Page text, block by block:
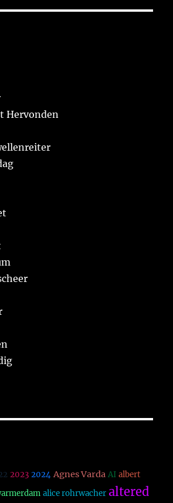
Hervonden
2023 2024 Agnes Varda AI albert
alice rohrwacher altered